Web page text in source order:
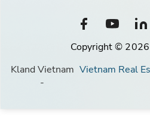
Copyright ©
Kland Vietnam
-
Vietnam Real